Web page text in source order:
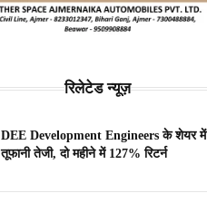
रिलेटेड न्यूज़
DEE Development Engineers के शेयर में
तूफानी तेजी, दो महीने में 127% रिटर्न